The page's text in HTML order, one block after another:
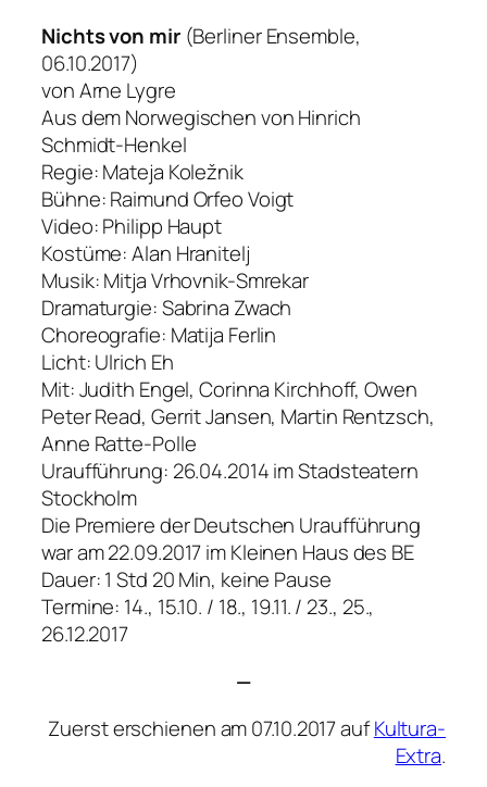
Nichts von mir (Berliner Ensemble,
06.10.2017)
von Arne Lygre
Aus dem Norwegischen von Hinrich
Schmidt-Henkel
Regie: Mateja Koležnik
Bühne: Raimund Orfeo Voigt
Video: Philipp Haupt
Kostüme: Alan Hranitelj
Musik: Mitja Vrhovnik-Smrekar
Dramaturgie: Sabrina Zwach
Choreografie: Matija Ferlin
Licht: Ulrich Eh
Mit: Judith Engel, Corinna Kirchhoff, Owen
Peter Read, Gerrit Jansen, Martin Rentzsch,
Anne Ratte-Polle
Uraufführung: 26.04.2014 im Stadsteatern
Stockholm
Die Premiere der Deutschen Uraufführung
war am 22.09.2017 im Kleinen Haus des BE
Dauer: 1 Std 20 Min, keine Pause
Termine: 14., 15.10. / 18., 19.11. / 23., 25.,
26.12.2017
—
Zuerst erschienen am 07.10.2017 aufKultura-
Extra.